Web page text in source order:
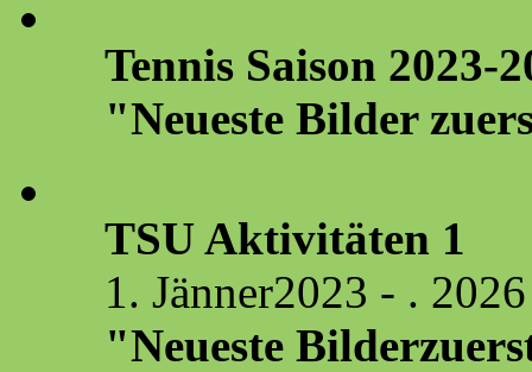
Tennis Saison 2023-
"Neueste Bilder
TSU Aktivitäten 1
1. Jänner2023 - . 2026
"Neueste